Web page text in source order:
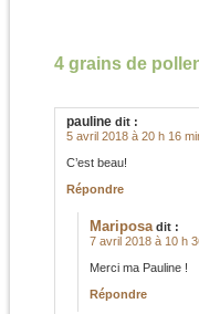
4 grains de
pauline dit :
5 avril 2018 à 20 h 16
C’est beau!
Répondre
Mariposa dit :
7 avril 2018 à 10 h
Merci ma Pauline !
Répondre